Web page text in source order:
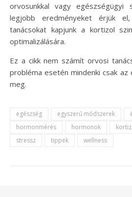
orvosunkkal vagy egészségügyi
legjobb eredményeket érjük
tanácsokat kapjunk a kortizol
optimalizálására.
Ez a cikk nem számít orvosi
probléma esetén mindenki csak
meg.
egészség egyszerű módszerek
hormonmérés
hormonok
stressz
tippek wellness